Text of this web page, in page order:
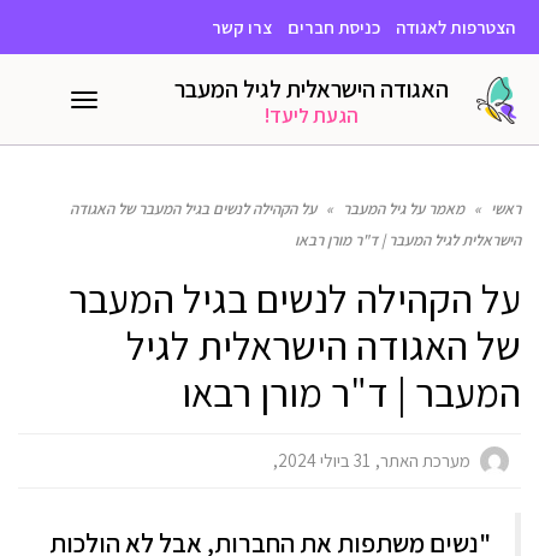
הצטרפות לאגודה כניסת חברים צרו קשר
האגודה הישראלית לגיל המעבר
הגעת ליעד!
תפריט
ראשי » מאמר על גיל המעבר » על הקהילה לנשים בגיל המעבר של האגודה
הישראלית לגיל המעבר | ד"ר מורן רבאו
על הקהילה לנשים בגיל המעבר
של האגודה הישראלית לגיל
המעבר | ד"ר מורן רבאו
מערכת האתר 31 ביולי 2024
"נשים משתפות את החברות, אבל לא הולכות